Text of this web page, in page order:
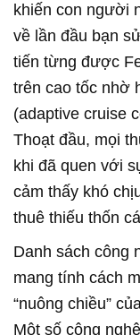
khiến con người
về lần đầu bạn
tiến từng được
trên cao tốc nhờ
(adaptive cruise
Thoạt đầu, mọi
khi đã quen với
cảm thấy khó
thuê thiếu thốn
Danh sách công
mang tính cách
“nuông chiều”
Một số công